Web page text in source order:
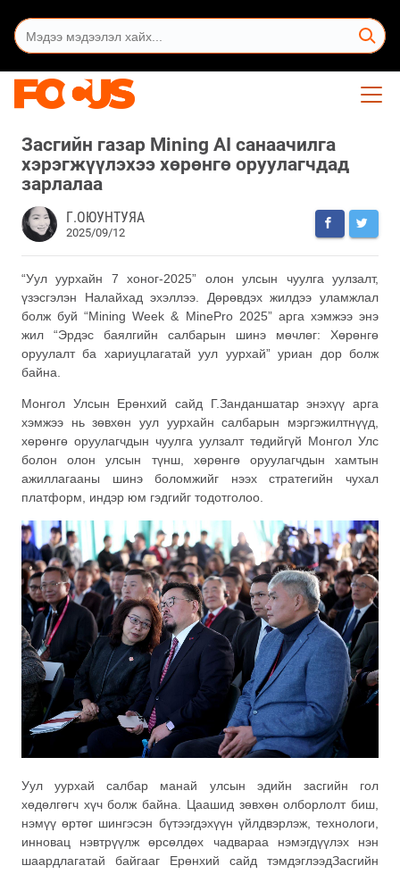
Засгийн газар Mining AI санаачилга
хэрэгжүүлэхээ хөрөнгө оруулагчдад
зарлалаа
Г.ОЮУНТУЯА
2025/09/12
“Уул уурхайн 7 хоног-2025” олон улсын чуулга уулзалт,
үзэсгэлэн Налайхад эхэллээ. Дөрөвдэх жилдээ уламжлал
болж буй “Mining Week & MinePro 2025” арга хэмжээ энэ
жил “Эрдэс баялгийн салбарын шинэ мөчлөг: Хөрөнгө
оруулалт ба хариуцлагатай уул уурхай” уриан дор болж
байна.
Монгол Улсын Ерөнхий сайд Г.Занданшатар энэхүү арга
хэмжээ нь зөвхөн уул уурхайн салбарын мэргэжилтнүүд,
хөрөнгө оруулагчдын чуулга уулзалт төдийгүй Монгол Улс
болон олон улсын түнш, хөрөнгө оруулагчдын хамтын
ажиллагааны шинэ боломжийг нээх стратегийн чухал
платформ, индэр юм гэдгийг тодотголоо.
Уул уурхай салбар манай улсын эдийн засгийн гол
хөдөлгөгч хүч болж байна. Цаашид зөвхөн олборлолт биш,
нэмүү өртөг шингэсэн бүтээгдэхүүн үйлдвэрлэж, технологи,
инновац нэвтрүүлж өрсөлдөх чадвараа нэмэгдүүлэх нэн
шаардлагатай байгааг Ерөнхий сайд тэмдэглээдЗасгийн